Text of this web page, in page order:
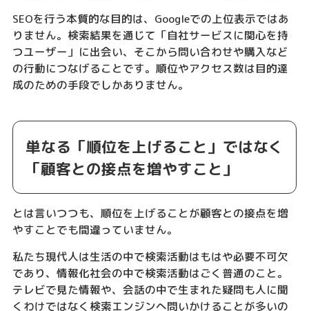
SEOを行う本質的な目的は、Googleでの上位表示ではあ
りません。検索結果を通じて「自社サービスに関心を持
つユーザー」に出会い、そこから問い合わせや購入など
の行動につなげることです。順位やアクセス数は目的達
成のための手段でしかありません。
単なる「順位を上げること」ではなく
「顧客との接点を増やすこと」
とは言いつつも、順位を上げることが顧客との接点を増
やすことでも間違っていません。
私たち現代人は生活の中で検索活動はもはや必要不可欠
であり、情報化社会の中で検索活動はごく普通のこと。
テレビで見た情報や、会話の中で生まれた疑問も人に聞
くわけではなく検索エンジンへ問いかけることが多いの